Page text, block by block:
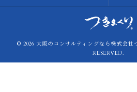
© 2026 大阪のコンサルティングなら株式会
RESERVED.